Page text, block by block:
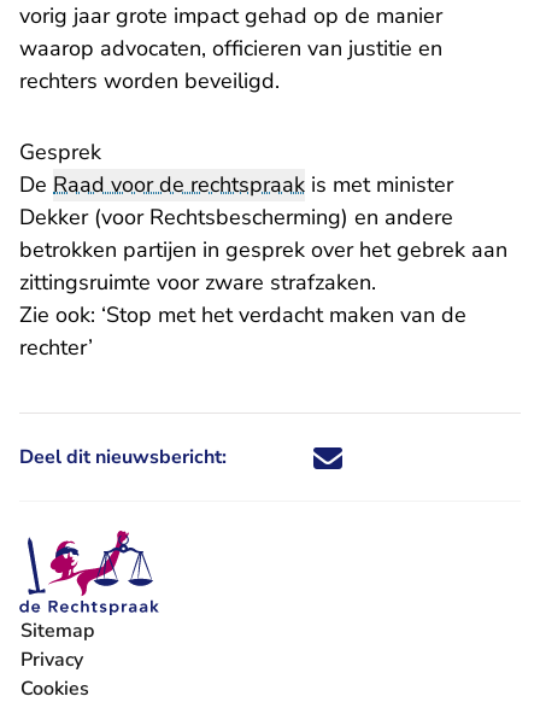
vorig jaar grote impact gehad op de manier
waarop advocaten, officieren van justitie en
rechters worden beveiligd.
Gesprek
De Raad voor de rechtspraak is met minister
Dekker (voor Rechtsbescherming) en andere
betrokken partijen in gesprek over het gebrek aan
zittingsruimte voor zware strafzaken.
Zie ook: ‘Stop met het verdacht maken van de
rechter’
Deel dit nieuwsbericht: Deel dit nieuwsbericht via X -
Deel dit nieuwsbericht via
Deel dit nieuwsbericht
Deel dit
Sitemap
Privacy
Cookies